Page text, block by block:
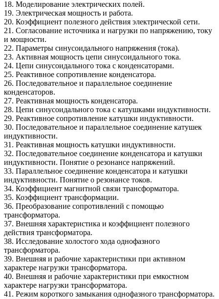
18. Моделирование электрических полей.
19. Электрическая мощность и работа.
20. Коэффициент полезного действия электрической сети.
21. Согласование источника и нагрузки по напряжению, току
и мощности.
22. Параметры синусоидального напряжения (тока).
23. Активная мощность цепи синусоидального тока.
24. Цепи синусоидального тока с конденсаторами.
25. Реактивное сопротивление конденсатора.
26. Последовательное и параллельное соединение
конденсаторов.
27. Реактивная мощность конденсатора.
28. Цепи синусоидального тока с катушками индуктивности.
29. Реактивное сопротивление катушки индуктивности.
30. Последовательное и параллельное соединение катушек
индуктивности.
31. Реактивная мощность катушки индуктивности.
32. Последовательное соединение конденсатора и катушки
индуктивности. Понятие о резонансе напряжений.
33. Параллельное соединение конденсатора и катушки
индуктивности. Понятие о резонансе токов.
34. Коэффициент магнитной связи трансформатора.
35. Коэффициент трансформации.
36. Преобразование сопротивлений с помощью
трансформатора.
37. Внешняя характеристика и коэффициент полезного
действия трансформатора.
38. Исследование холостого хода однофазного
трансформатора.
39. Внешняя и рабочие характеристики при активном
характере нагрузки трансформатора.
40. Внешняя и рабочие характеристики при емкостном
характере нагрузки трансформатора.
41. Режим короткого замыкания однофазного трансформатора.